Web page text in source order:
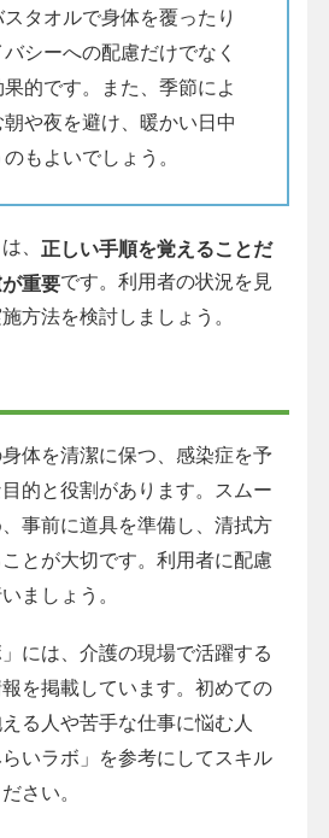
タオルで身体を覆ったり
シーへの配慮だけでなく
的です。また、季節によ
や夜を避け、暖かい日中
もよいでしょう。
、 正しい手順を覚えることだ
重要です。利用者の状況を見
方法を検討しましょう。
体を清潔に保つ、感染症を予
的と役割があります。スムー
事前に道具を準備し、清拭方
とが大切です。利用者に配慮
ましょう。
」には、介護の現場で活躍する
を掲載しています。初めての
る人や苦手な仕事に悩む人
いラボ」を参考にしてスキル
さい。